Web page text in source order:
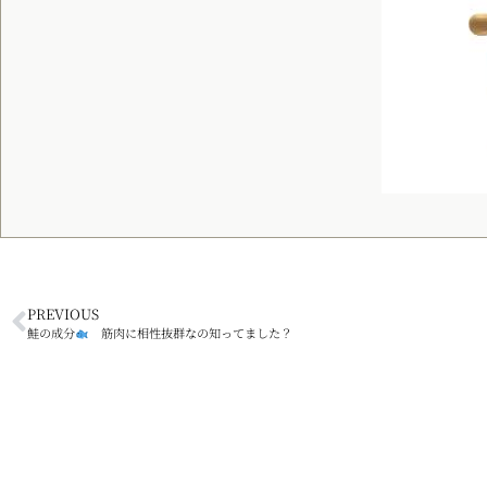
PREVIOUS
鮭の成分 筋肉に相性抜群なの知ってました？